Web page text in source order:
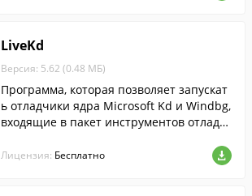
LiveKd
Версия: 5.62 (0.48 МБ)
Программа, которая позволяет запускат
ь отладчики ядра Microsoft Kd и Windbg,
входящие в пакет инструментов отладк
ме в локальном режиме.
Лицензия: Бесплатно